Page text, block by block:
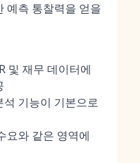
예측 통찰력을 얻을
및 재무 데이터에
기능이 기본으로
요와 같은 영역에